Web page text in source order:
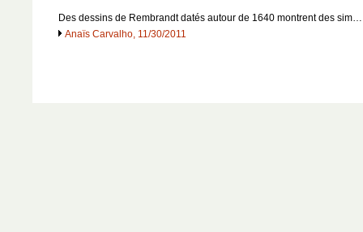
Des dessins de Rembrandt datés autour de 1640 montrent des sim…
Anaïs Carvalho, 11/30/2011